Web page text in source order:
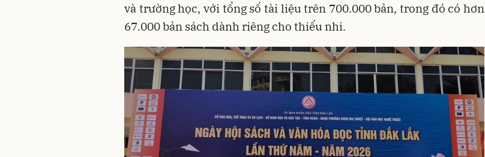
và trường học, với tổng số tài liệu trên 700.000 bản, trong đó có hơn
67.000 bản sách dành riêng cho thiếu nhi.